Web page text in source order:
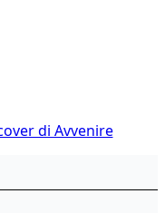
di Avvenire